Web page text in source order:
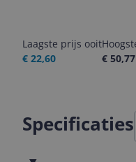
Laagste prijs ooit
€ 22,60
€ 50,77
Specificaties